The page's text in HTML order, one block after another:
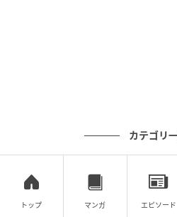
カテゴリ
トップ マンガ エピソード